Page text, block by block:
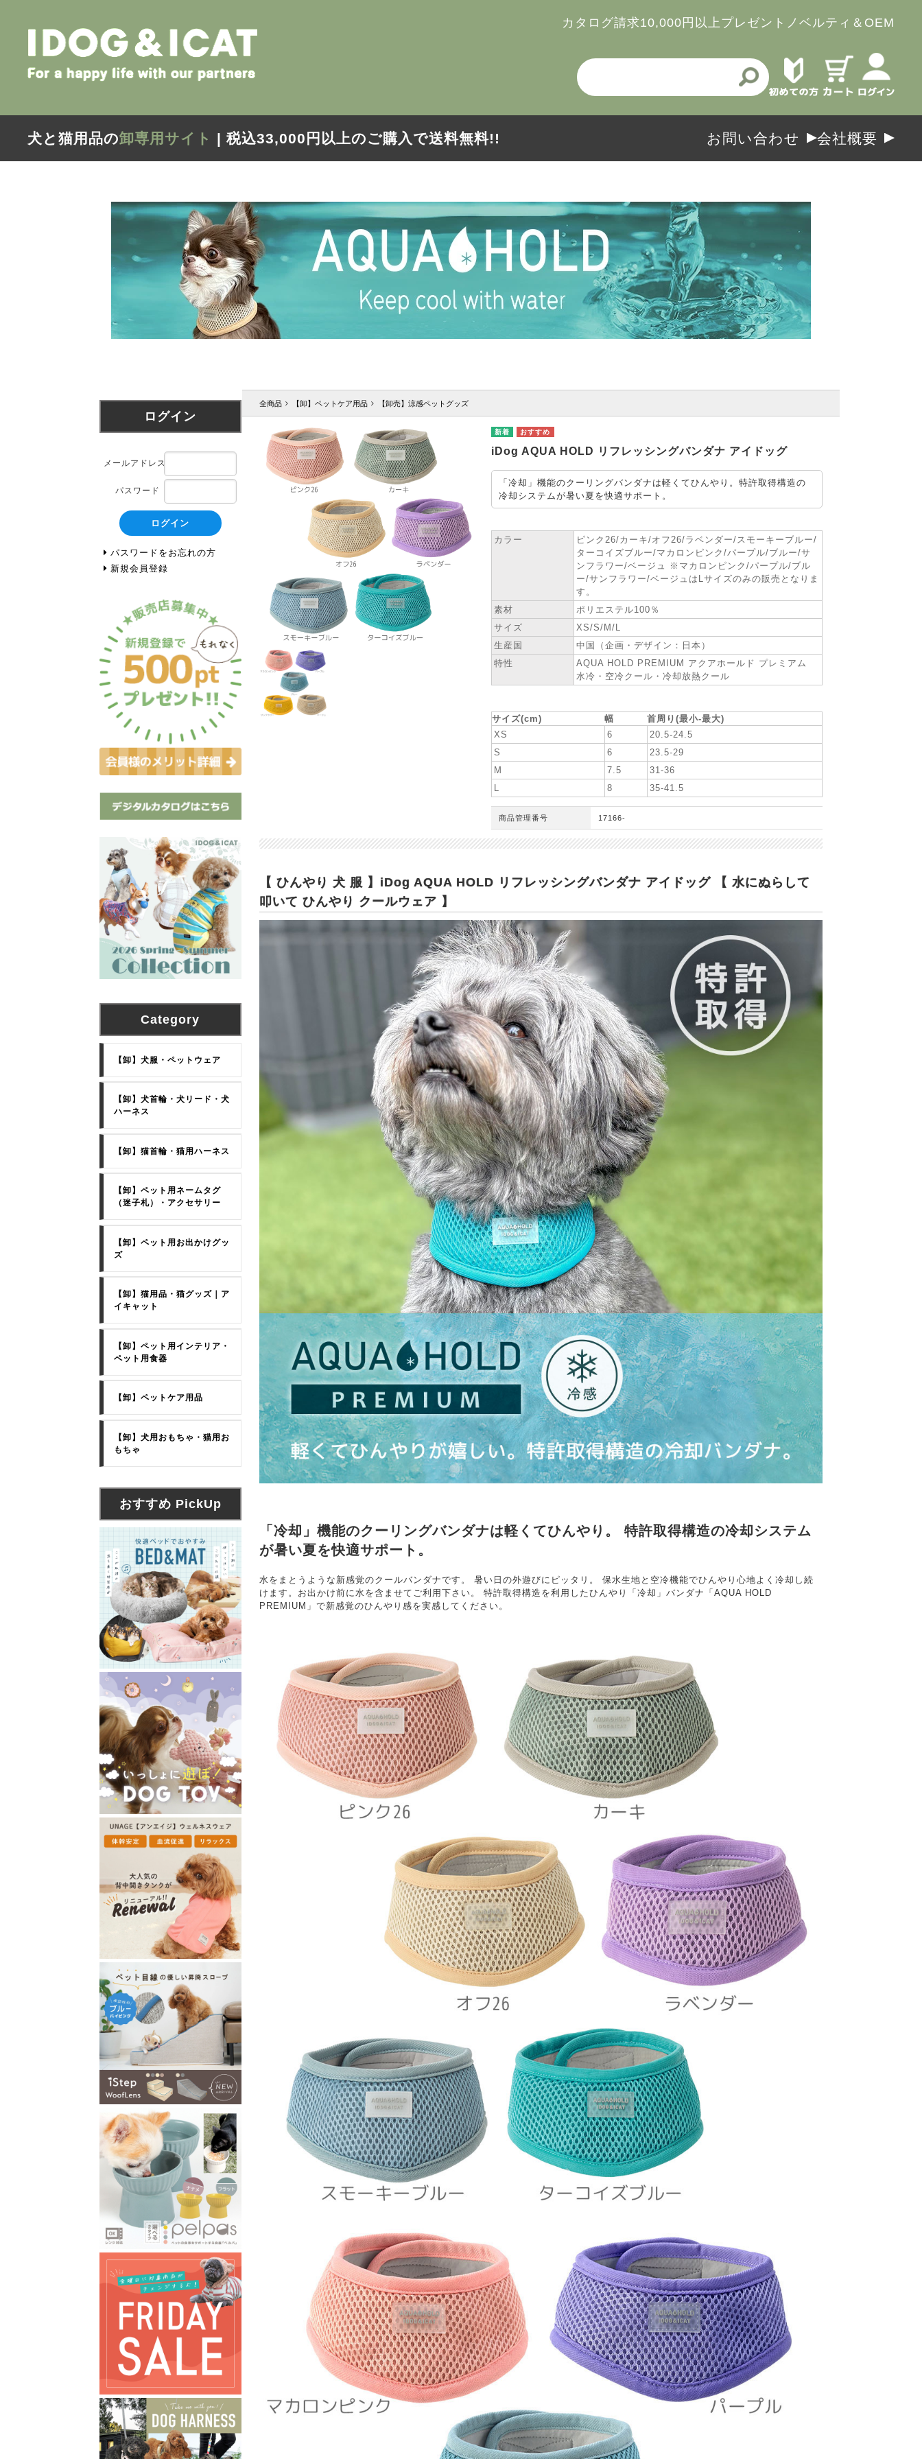
カタログ請求10,000円以上プレゼント ノベルティ＆OEM
犬と猫用品の卸専用サイト | 税込33,000円以上のご購入で送料無料!! お問い合わせ 会社概要
全商品 【卸】ペットケア用品 【卸売】涼感ペットグッズ
iDog AQUA HOLD リフレッシングバンダナ アイドッグ
「冷却」機能のクーリングバンダナは軽くてひんやり。特許取得構造の
冷却システムが暑い夏を快適サポート。
カラー
ピンク26/カーキ/オフ26/ラベンダー/スモーキーブルー/
ターコイズブルー/マカロンピンク/パープル/ブルー/サ
ンフラワー/ベージュ ※マカロンピンク/パープル/ブル
ー/サンフラワー/ベージュはLサイズのみの販売となりま
す。
素材
ポリエステル100％
サイズ
XS/S/M/L
生産国
中国（企画・デザイン：日本）
特性
AQUA HOLD PREMIUM アクアホールド プレミアム
水冷・空冷クール・冷却放熱クール
サイズ(cm)
幅
首周り(最小-最大)
XS
6
20.5-24.5
S
6
23.5-29
M
7.5
31-36
L
8 35-41.5
商品管理番号 17166-
【 ひんやり 犬 服 】iDog AQUA HOLD リフレッシングバンダナ アイドッグ 【 水にぬらして
叩いて ひんやり クールウェア 】
「冷却」機能のクーリングバンダナは軽くてひんやり。 特許取得構造の冷却システム
が暑い夏を快適サポート。
水をまとうような新感覚のクールバンダナです。 暑い日の外遊びにピッタリ。 保水生地と空冷機能でひんやり心地よく冷却し続
けます。お出かけ前に水を含ませてご利用下さい。 特許取得構造を利用したひんやり「冷却」バンダナ「AQUA HOLD
PREMIUM」で新感覚のひんやり感を実感してください。
ログイン
メールアドレス
パスワード
ログイン
パスワードをお忘れの方
新規会員登録
Category
【卸】犬服・ペットウェア
【卸】犬首輪・犬リード・犬
ハーネス
【卸】猫首輪・猫用ハーネス
【卸】ペット用ネームタグ
（迷子札）・アクセサリー
【卸】ペット用お出かけグッ
ズ
【卸】猫用品・猫グッズ｜ア
イキャット
【卸】ペット用インテリア・
ペット用食器
【卸】ペットケア用品
【卸】犬用おもちゃ・猫用お
もちゃ
おすすめ PickUp